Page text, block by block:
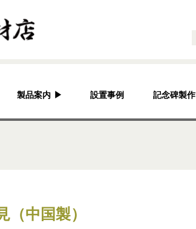
製品案内 ▶
灯篭
骨董
設置事例 記念碑製作
（中国製）